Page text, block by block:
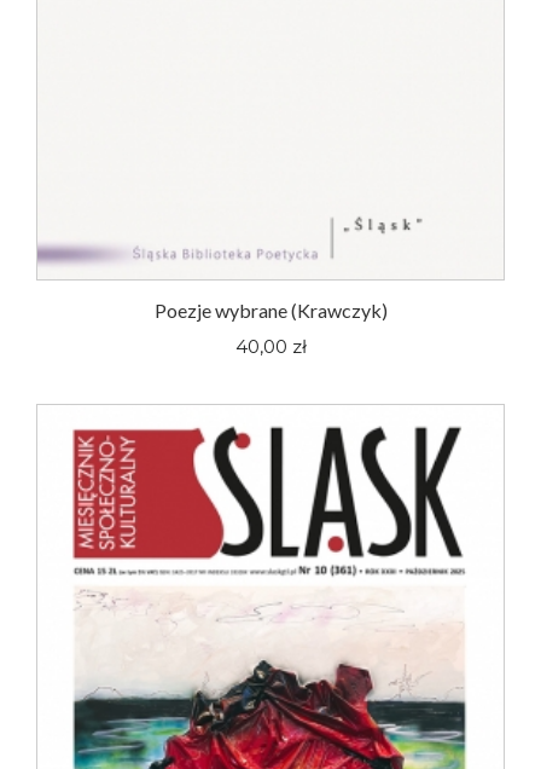
Poezje wybrane (Krawczyk)
40,00 zł